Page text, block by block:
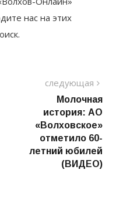
«Эталон-Оптик»
Онлайн»
нас на этих
следующая
пост
Молочная
история: АО
«Волховское»
отметило 60-